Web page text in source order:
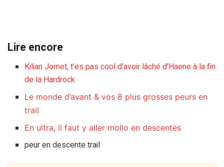
Lire encore
Kilian Jornet, t’es pas cool d’avoir lâché d’Haene à la fin
de la Hardrock
Le monde d’avant & vos 8 plus grosses peurs en
trail
En ultra, il faut y aller mollo en descentes
peur en descente trail